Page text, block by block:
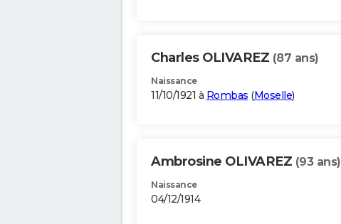
Charles OLIVAREZ (87 ans)
Naissance
11/10/1921 à Rombas (Moselle)
Ambrosine OLIVAREZ (93 ans)
Naissance
04/12/1914